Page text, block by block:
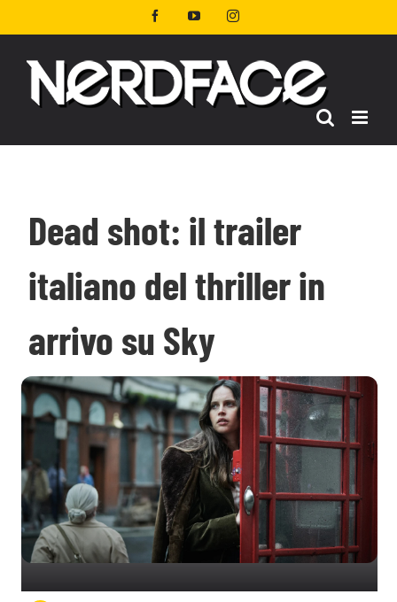
al
FacebookYouTubeInstagram
Dead shot: il trailer
italiano del thriller in
arrivo su Sky